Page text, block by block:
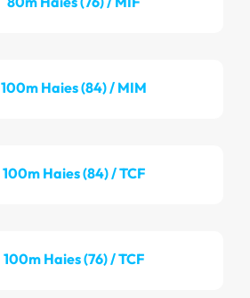
100m Haies (84) / MIM
100m Haies (84) / TCF
100m Haies (76) / TCF